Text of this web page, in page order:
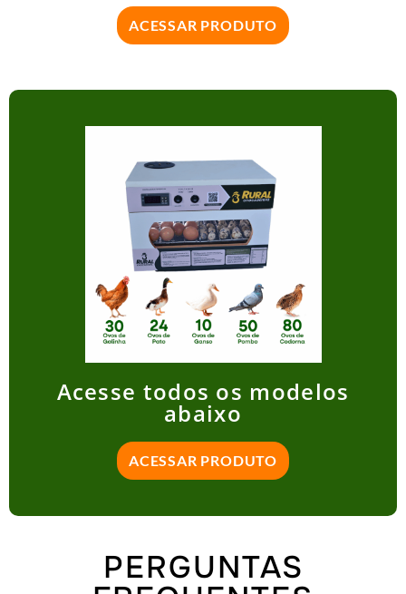
ACESSAR PRODUTO
Acesse todos os modelos
abaixo
ACESSAR PRODUTO
PERGUNTAS